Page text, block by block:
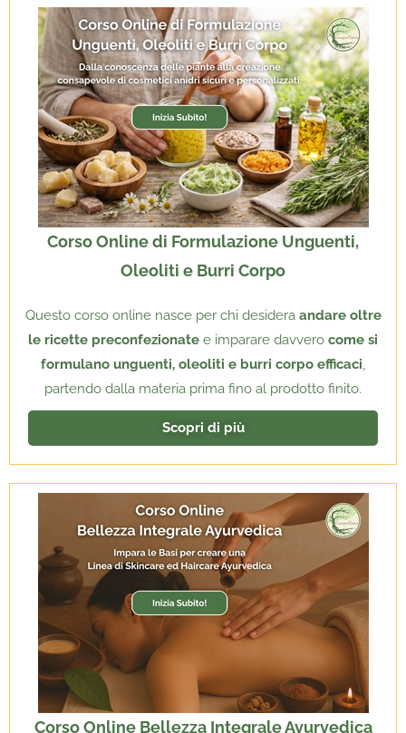
Corso Online di Formulazione Unguenti,
Oleoliti e Burri Corpo
Questo corso online nasce per chi desidera andare oltre
le ricette preconfezionate e imparare davvero come si
formulano unguenti, oleoliti e burri corpo efficaci,
partendo dalla materia prima fino al prodotto finito.
Scopri di più
Corso Online Bellezza Integrale Ayurvedica